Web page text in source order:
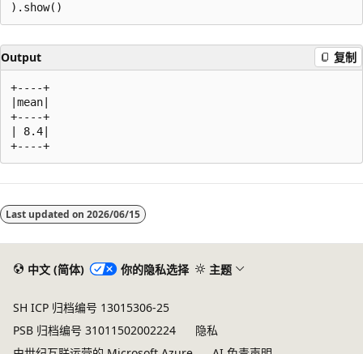
Output 复制
+----+
|mean|
+----+
| 8.4|
模
式
Last updated on 2026/06/15
中文 (简体) 你的隐私选择 主题
SH ICP 归档编号 13015306-25
PSB 归档编号 31011502002224
隐私